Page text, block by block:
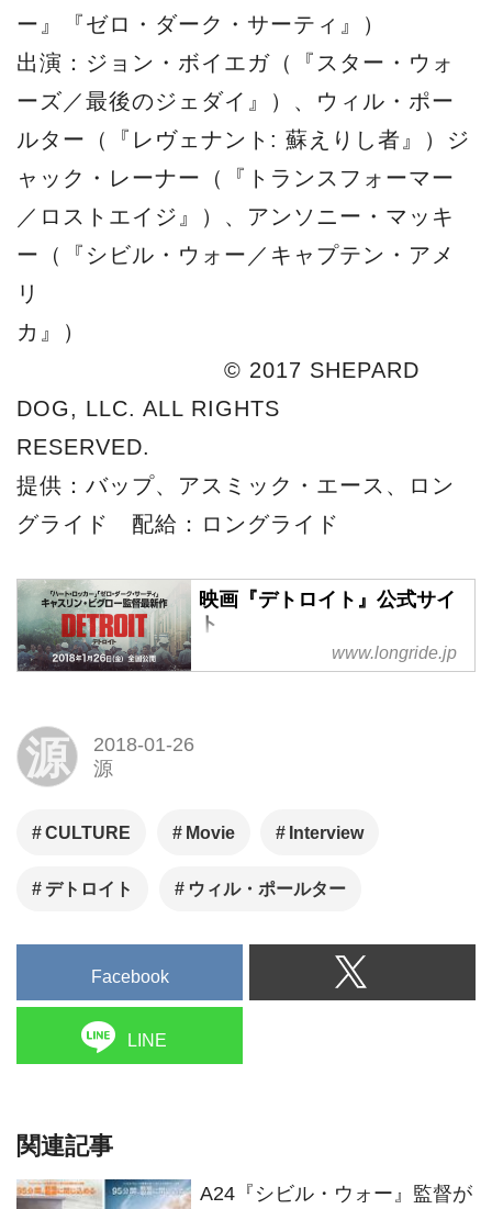
ー』『ゼロ・ダーク・サーティ』）
出演：ジョン・ボイエガ（『スター・ウォ
ーズ／最後のジェダイ』）、ウィル・ポー
ルター（『レヴェナント: 蘇えりし者』）ジ
ャック・レーナー（『トランスフォーマー
／ロストエイジ』）、アンソニー・マッキ
ー（『シビル・ウォー／キャプテン・アメ
リ
カ』）
© 2017 SHEPARD
DOG, LLC. ALL RIGHTS
RESERVED.
提供：バップ、アスミック・エース、ロン
グライド 配給：ロングライド
映画『デトロイト』公式サイ
ト
2018年1月26日(金)公開 「ハ
www.longride.jp
源
2018-01-26
源
CULTURE Movie Interview
デトロイト ウィル・ポールター
Facebook
LINE
関連記事
A24『シビル・ウォー』監督が